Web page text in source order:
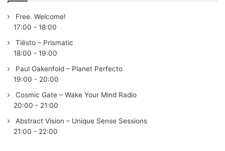
Free. Welcome!
17:00 - 18:00
Tiësto – Prismatic
18:00 - 19:00
Paul Oakenfold – Planet Perfecto
19:00 - 20:00
Cosmic Gate – Wake Your Mind Radio
20:00 - 21:00
Abstract Vision – Unique Sense Sessions
21:00 - 22:00